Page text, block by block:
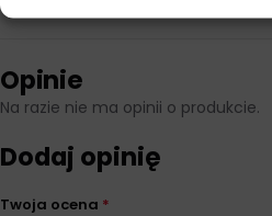
Opinie
Na razie nie ma opinii o produkcie.
Dodaj opinię
Twoja ocena *